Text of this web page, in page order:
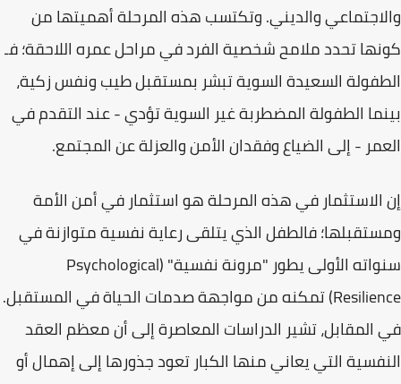
والاجتماعي والديني. وتكتسب هذه المرحلة أهميتها من
كونها تحدد ملامح شخصية الفرد في مراحل عمره اللاحقة؛ فـ
الطفولة السعيدة السويةتبشر بمستقبل طيب ونفس زكية،
بينما الطفولة المضطربة غير السوية تؤدي - عند التقدم في
العمر - إلى الضياع وفقدان الأمن والعزلة عن المجتمع.
إن الاستثمار في هذه المرحلة هو استثمار في أمن الأمة
ومستقبلها؛ فالطفل الذي يتلقى رعاية نفسية متوازنة في
سنواته الأولى يطور "مرونة نفسية" (Psychological
Resilience) تمكنه من مواجهة صدمات الحياة في المستقبل.
في المقابل، تشير الدراسات المعاصرة إلى أن معظم العقد
النفسية التي يعاني منها الكبار تعود جذورها إلى إهمال أو